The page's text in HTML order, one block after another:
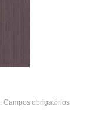
Campos obrigatórios